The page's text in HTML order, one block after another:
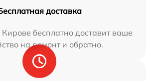
доставка
бесплатно доставит ваше
на ремонт и обратно.